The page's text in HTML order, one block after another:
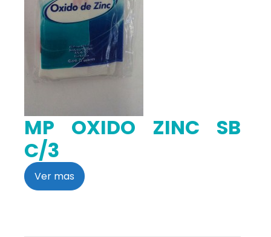
MP OXIDO ZINC SB
C/3
Ver mas